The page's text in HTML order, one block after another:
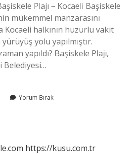
Plajı – Kocaeli Başiskele
mükemmel manzarasını
Kocaeli halkının huzurlu vakit
yolu yapılmıştır.
yapıldı? Başiskele Plajı,
Belediyesi…
Yorum Bırak
https://kusu.com.tr